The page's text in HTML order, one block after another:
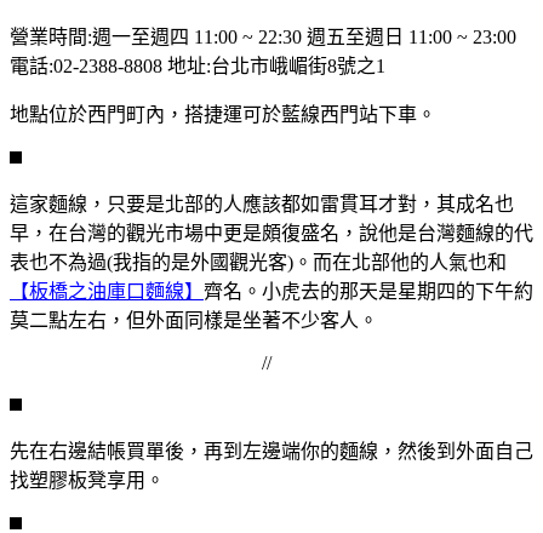
營業時間:週一至週四 11:00 ~ 22:30 週五至週日 11:00 ~ 23:00
電話:02-2388-8808 地址:台北市峨嵋街8號之1
地點位於西門町內，搭捷運可於藍線西門站下車。
這家麵線，只要是北部的人應該都如雷貫耳才對，其成名也
早，在台灣的觀光市場中更是頗復盛名，說他是台灣麵線的代
表也不為過(我指的是外國觀光客)。而在北部他的人氣也和
【板橋之油庫口麵線】 齊名。小虎去的那天是星期四的下午約
莫二點左右，但外面同樣是坐著不少客人。
//
先在右邊結帳買單後，再到左邊端你的麵線，然後到外面自己
找塑膠板凳享用。